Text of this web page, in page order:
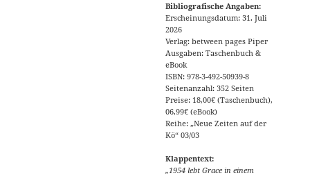
Bibliografische Angaben:
Erscheinungsdatum: 31. Juli
2026
Verlag: between pages Piper
Ausgaben: Taschenbuch &
eBook
ISBN: 978-3-492-50939-8
Seitenanzahl: 352 Seiten
Preise: 18,00€ (Taschenbuch),
06,99€ (eBook)
Reihe: „Neue Zeiten auf der
Kö“ 03/03
Klappentext:
„1954 lebt Grace in einem